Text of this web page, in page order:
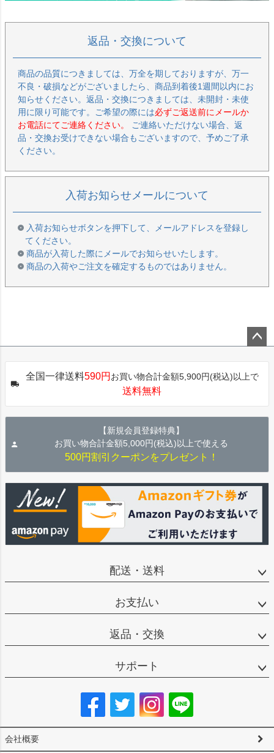
返品・交換について
商品の品質につきましては、万全を期しておりますが、万一
不良・破損などがございましたら、商品到着後1週間以内にお
知らせください。返品・交換につきましては、未開封・未使
用に限り可能です。ご希望の際には必ずご返送前にメールか
お電話にてご連絡ください。
ご連絡いただけない場合、返
品・交換お受けできない場合もございますので、予めご了承
ください。
入荷お知らせメールについて
入荷お知らせボタンを押下して、メールアドレスを登録し
てください。
商品が入荷した際にメールでお知らせいたします。
商品の入荷やご注文を確定するものではありません。
ップ
全国一律送料590円 お買い物合計金額5,900円(税込)以上で
送料無料
【新規会員登録特典】
お買い物合計金額5,000円(税込)以上で使える
500円割引クーポンをプレゼント！
配送・送料
お支払い
返品・交換
サポート
会社概要